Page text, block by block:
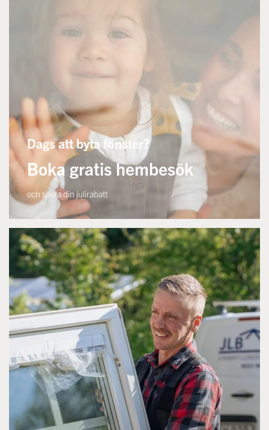
Dags att byta fönster?
Boka gratis hembesök
och säkra din julirabatt